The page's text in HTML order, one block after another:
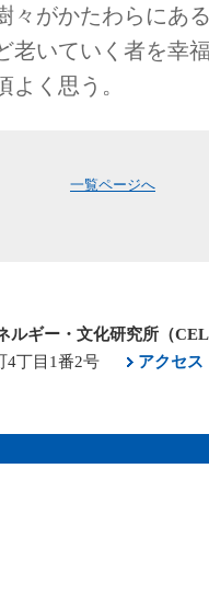
がかたわらにあ
老いていく者を幸
よく思う。
一覧ページへ
ルギー・文化研究所（
丁目1番2号
アクセス